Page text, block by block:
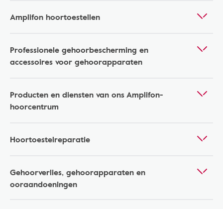
Amplifon hoortoestellen
Professionele gehoorbescherming en
accessoires voor gehoorapparaten
Producten en diensten van ons Amplifon-
hoorcentrum
Hoortoestelreparatie
Gehoorverlies, gehoorapparaten en
ooraandoeningen